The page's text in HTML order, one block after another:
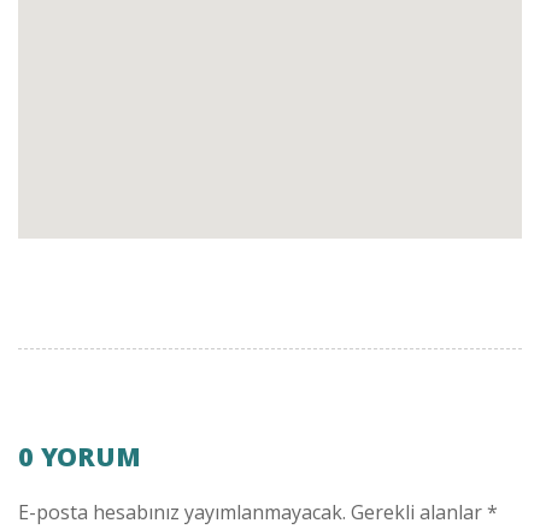
0 YORUM
E-posta hesabınız yayımlanmayacak. Gerekli alanlar*